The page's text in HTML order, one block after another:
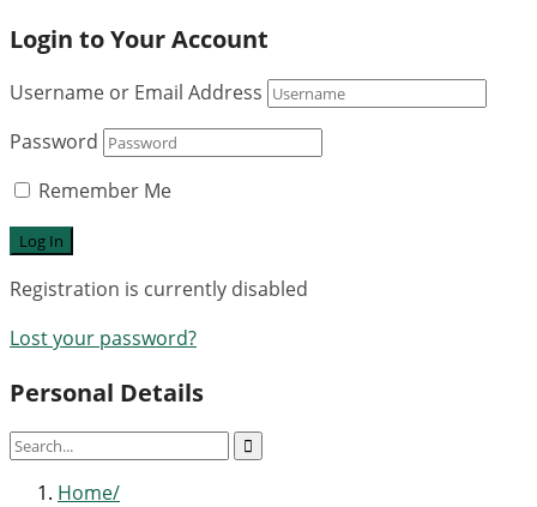
Login to Your Account
Username or Email Address
Password
Remember Me
Registration is currently disabled
Lost your password?
Personal Details
Home